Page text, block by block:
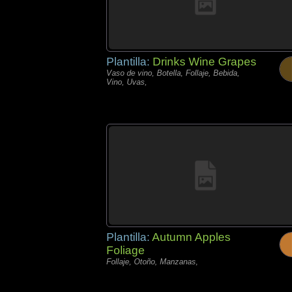
Plantilla: Drinks Wine Grapes
Vaso de vino, Botella, Follaje, Bebida,
Vino, Uvas,
Plantilla: Autumn Apples
Foliage
Follaje, Otoño, Manzanas,